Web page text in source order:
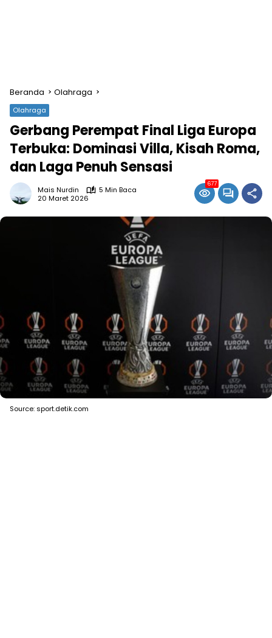
Beranda Olahraga
Olahraga
Gerbang Perempat Final Liga Europa
Terbuka: Dominasi Villa, Kisah Roma,
dan Laga Penuh Sensasi
Mais Nurdin
5 Min Baca
20 Maret 2026
677
Source: sport.detik.com